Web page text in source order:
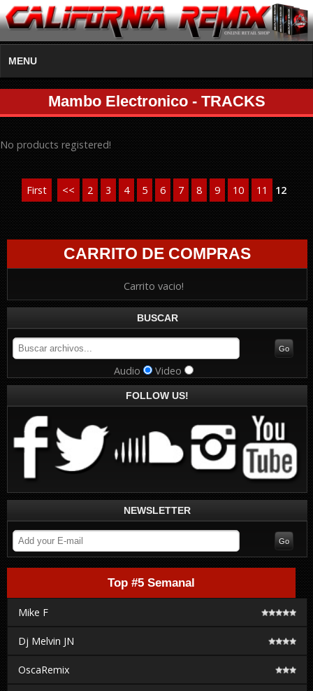
MENU
Mambo Electronico - TRACKS
No products registered!
First << 2 3 4 5 6 7 8 9 10 11 12
CARRITO DE COMPRAS
Carrito vacio!
BUSCAR
Audio Video
FOLLOW US!
NEWSLETTER
Top #5 Semanal
Mike F
Dj Melvin JN
OscaRemix